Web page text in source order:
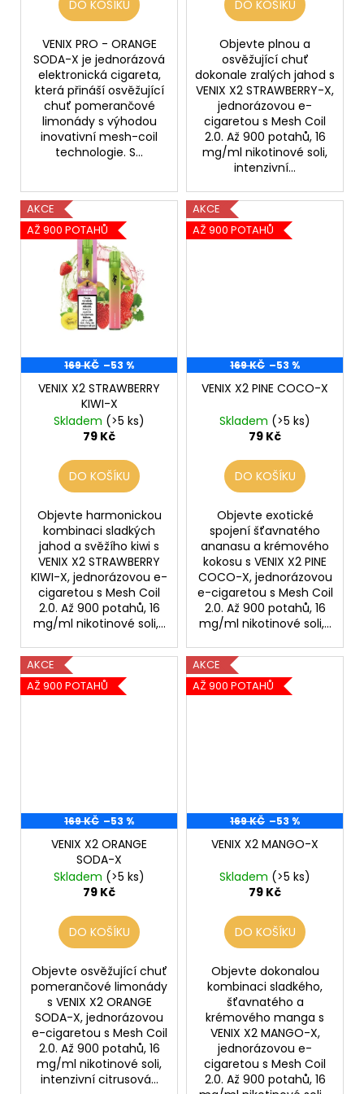
DO KOŠÍKU
VENIX PRO - ORANGE
SODA-X je jednorázová
elektronická cigareta,
která přináší osvěžující
chuť pomerančové
limonády s výhodou
inovativní mesh-coil
technologie. S...
DO KOŠÍKU
Objevte plnou a
osvěžující chuť
dokonale zralých jahod s
VENIX X2 STRAWBERRY-X,
jednorázovou e-
cigaretou s Mesh Coil
2.0. Až 900 potahů, 16
mg/ml nikotinové soli,
intenzivní...
AKCE
AŽ 900 POTAHŮ
169 KČ –53 %
VENIX X2 STRAWBERRY
KIWI-X
Skladem (>5 ks)
79 Kč
DO KOŠÍKU
Objevte harmonickou
kombinaci sladkých
jahod a svěžího kiwi s
VENIX X2 STRAWBERRY
KIWI-X, jednorázovou e-
cigaretou s Mesh Coil
2.0. Až 900 potahů, 16
mg/ml nikotinové soli,...
AKCE
AŽ 900 POTAHŮ
169 KČ –53 %
VENIX X2 PINE COCO-X
Skladem (>5 ks)
79 Kč
DO KOŠÍKU
Objevte exotické
spojení šťavnatého
ananasu a krémového
kokosu s VENIX X2 PINE
COCO-X, jednorázovou
e-cigaretou s Mesh Coil
2.0. Až 900 potahů, 16
mg/ml nikotinové soli,...
AKCE
AŽ 900 POTAHŮ
169 KČ –53 %
VENIX X2 ORANGE
SODA-X
Skladem (>5 ks)
79 Kč
DO KOŠÍKU
Objevte osvěžující chuť
pomerančové limonády
s VENIX X2 ORANGE
SODA-X, jednorázovou
e-cigaretou s Mesh Coil
2.0. Až 900 potahů, 16
mg/ml nikotinové soli,
intenzivní citrusová...
AKCE
AŽ 900 POTAHŮ
169 KČ –53 %
VENIX X2 MANGO-X
Skladem (>5 ks)
79 Kč
DO KOŠÍKU
Objevte dokonalou
kombinaci sladkého,
šťavnatého a
krémového manga s
VENIX X2 MANGO-X,
jednorázovou e-
cigaretou s Mesh Coil
2.0. Až 900 potahů, 16